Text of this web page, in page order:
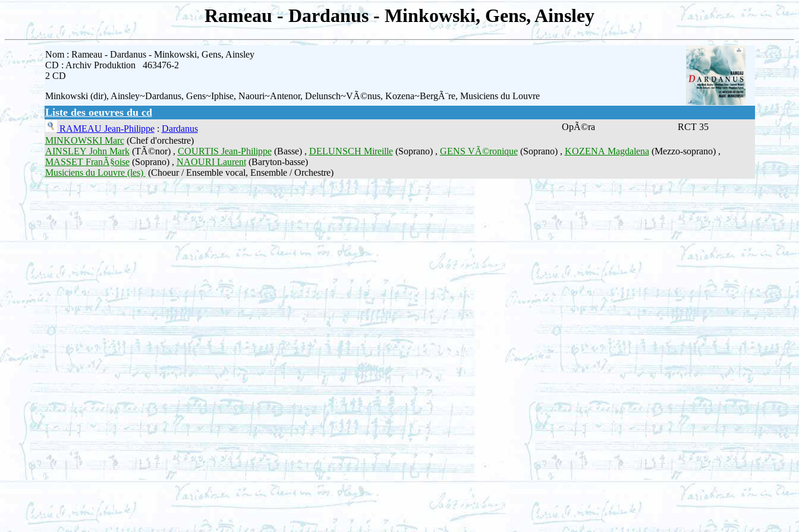
Rameau - Dardanus - Minkowski, Gens, Ainsley
Nom : Rameau - Dardanus - Minkowski, Gens, Ainsley
CD : Archiv Produktion 463476-2
2 CD
Minkowski (dir), Ainsley~Dardanus, Gens~Iphise, Naouri~Antenor, Delunsch~VÃ©nus, Kozena~BergÃ¨re, Musiciens du Louvre
Liste des oeuvres du cd
RAMEAU Jean-Philippe: Dardanus OpÃ©ra
RCT 35
MINKOWSKI Marc(Chef d'orchestre)
AINSLEY John Mark(TÃ©nor) , COURTIS Jean-Philippe(Basse) , DELUNSCH Mireille(Soprano) , GENS VÃ©ronique(Soprano) , KOZENA Magdalena(Mezzo-soprano) ,
MASSET FranÃ§oise(Soprano) , NAOURI Laurent(Baryton-basse)
Musiciens du Louvre (les) (Choeur / Ensemble vocal, Ensemble / Orchestre)